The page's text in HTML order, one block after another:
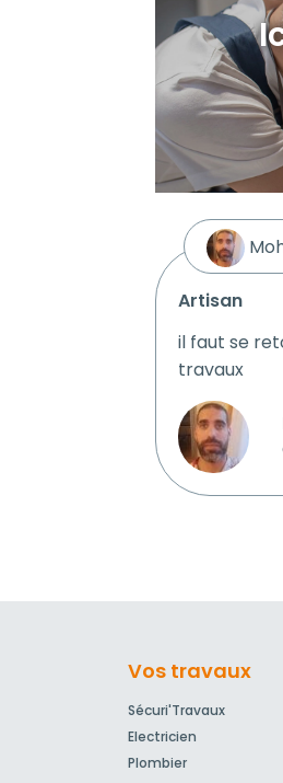
artisan
il faut se
travaux
Vos travaux
Sécuri'Travaux
Electricien
Plombier